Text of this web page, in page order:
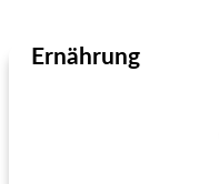
Feiertage und Events
Ernährung